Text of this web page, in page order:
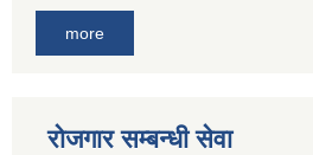
more
रोजगार सम्बन्धी सेवा